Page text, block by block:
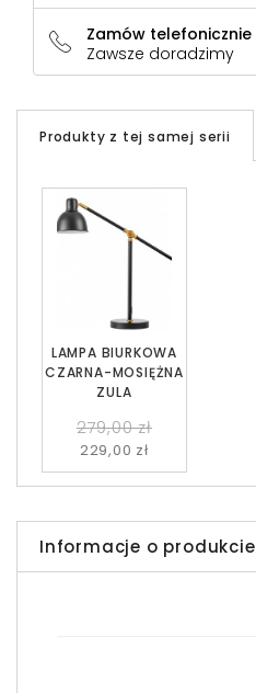
Zamów telefonicznie
Zawsze doradzimy
Produkty z tej samej serii
LAMPA BIURKOWA
CZARNA-MOSIĘŻNA
ZULA
279,00 zł
229,00 zł
Informacje o produkcie